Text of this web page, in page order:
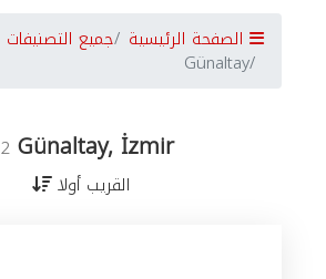
الصفحة الرئيسية جميع التصنيفات
Günaltay
Günaltay, İzmir 2 نتائج
القريب أولا